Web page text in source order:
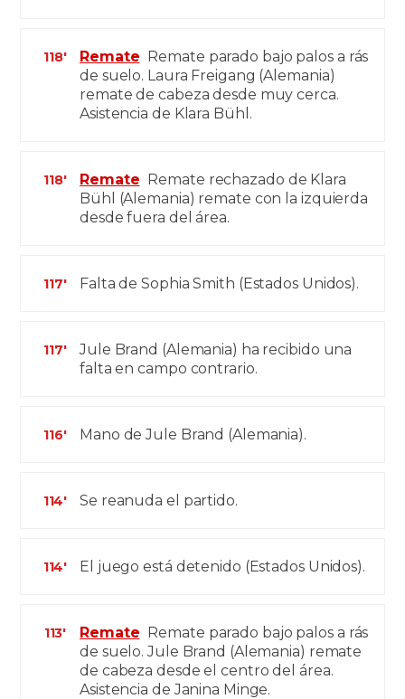
118' Remate Remate parado bajo palos a rás
de suelo. Laura Freigang (Alemania)
remate de cabeza desde muy cerca.
Asistencia de Klara Bühl.
118' Remate Remate rechazado de Klara
Bühl (Alemania) remate con la izquierda
desde fuera del área.
117' Falta de Sophia Smith (Estados Unidos).
117'
Jule Brand (Alemania) ha recibido una
falta en campo contrario.
116' Mano de Jule Brand (Alemania).
114' Se reanuda el partido.
114' El juego está detenido (Estados Unidos).
113' Remate Remate parado bajo palos a rás
de suelo. Jule Brand (Alemania) remate
de cabeza desde el centro del área.
Asistencia de Janina Minge.